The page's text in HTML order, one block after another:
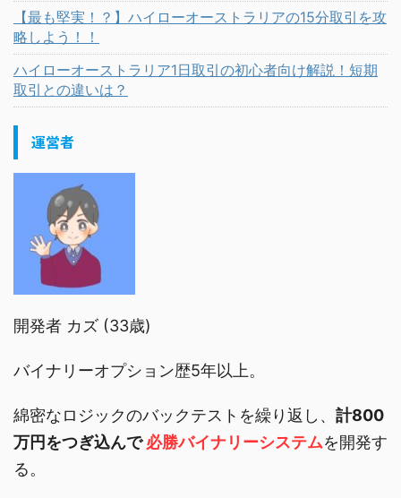
【最も堅実！？】ハイローオーストラリアの15分取引を攻
略しよう！！
ハイローオーストラリア1日取引の初心者向け解説！短期
取引との違いは？
運営者
開発者 カズ (33歳)
バイナリーオプション歴5年以上。
綿密なロジックのバックテストを繰り返し、 計800
万円をつぎ込んで必勝バイナリーシステムを開発す
る。